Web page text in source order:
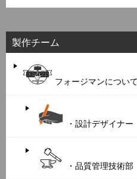
製作チーム
フォージマンについて
・設計デザイナー
・品質管理技術部